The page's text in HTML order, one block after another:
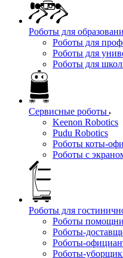
Роботы для
Роботы для
Роботы для
Роботы для
Сервисные роботы
Keenon Robotics
Pudu Robotics
Роботы коты-
Роботы с
Роботы для
Роботы
Роботы-
Роботы-
Роботы-